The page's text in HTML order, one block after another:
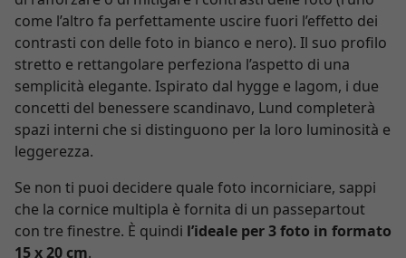
come l’altro fa perfettamente uscire fuori l’effetto dei
contrasti con delle foto in bianco e nero). Il suo profilo
stretto e rettangolare perfeziona l’aspetto di una
semplicità elegante. Ispirato dal hygge e lagom, i due
concetti del benessere scandinavo, Lund completerà
spazi interni che si distinguono per la loro luminosità e
leggerezza.
Se non ti puoi decidere quale foto incorniciare, sappi
che la cornice multipla è fornita di un passepartout
con tre finestre. È quindi l’ideale per 3 foto in formato
15 x 20 cm.